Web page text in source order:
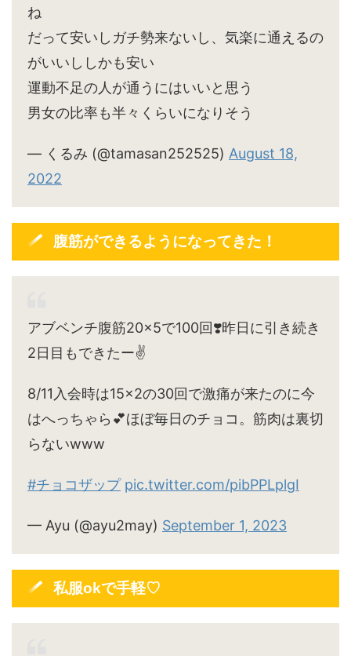
ね
だって安いしガチ勢来ないし、気楽に通えるの
がいいししかも安い
運動不足の人が通うにはいいと思う
男女の比率も半々くらいになりそう
— くるみ (@tamasan252525) August 18,
2022
腹筋ができるようになってきた！
アブベンチ腹筋20×5で100回❣️昨日に引き続き
2日目もできたー✌️
8/11入会時は15×2の30回で激痛が来たのに今
はへっちゃら💕ほぼ毎日のチョコ。筋肉は裏切
らないwww
#チョコザップ pic.twitter.com/pibPPLplgI
— Ayu (@ayu2may) September 1, 2023
私服okで手軽♡